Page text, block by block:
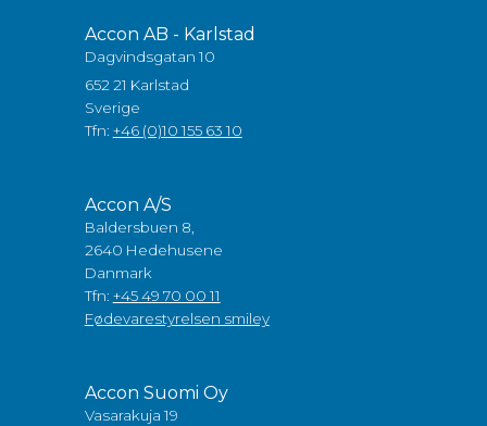
Accon AB - Karlstad
Dagvindsgatan 10
652 21 Karlstad
Sverige
Tfn: +46 (0)10 155 63 10
Accon A/S
Baldersbuen 8,
2640 Hedehusene
Danmark
Tfn: +45 49 70 00 11
Fødevarestyrelsen smiley
Accon Suomi Oy
Vasarakuja 19